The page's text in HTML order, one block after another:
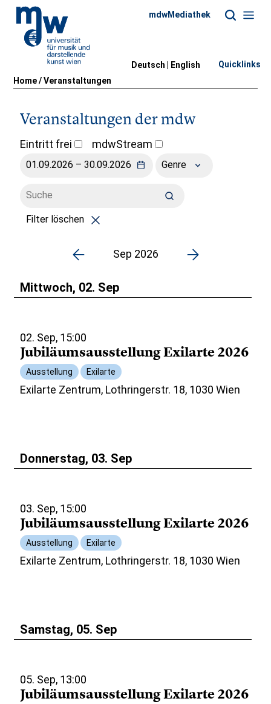
Home/Veranstaltungen
mdwMediathek
Deutsch | English Quicklinks
Veranstaltungen der mdw
Eintritt frei mdwStream
Genre
Filter löschen
Sep 2026
Mittwoch, 02. Sep
02. Sep, 15:00
Jubiläumsausstellung Exilarte 2026
Ausstellung Exilarte
Exilarte Zentrum, Lothringerstr. 18, 1030 Wien
Donnerstag, 03. Sep
03. Sep, 15:00
Jubiläumsausstellung Exilarte 2026
Ausstellung Exilarte
Exilarte Zentrum, Lothringerstr. 18, 1030 Wien
Samstag, 05. Sep
05. Sep, 13:00
Jubiläumsausstellung Exilarte 2026